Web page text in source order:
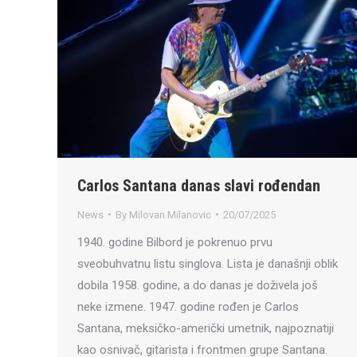
Carlos Santana danas slavi rođendan
News By Milovan Milanovic 20/07/2025
1940. godine Bilbord je pokrenuo prvu
sveobuhvatnu listu singlova. Lista je današnji oblik
dobila 1958. godine, a do danas je doživela još
neke izmene. 1947. godine rođen je Carlos
Santana, meksičko-američki umetnik, najpoznatiji
kao osnivač, gitarista i frontmen grupe Santana.